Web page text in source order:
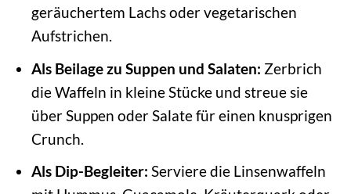
geräuchertem Lachs oder vegetarischen
Aufstrichen.
Als Beilage zu Suppen und Salaten: Zerbrich
die Waffeln in kleine Stücke und streue sie
über Suppen oder Salate für einen knusprigen
Crunch.
Als Dip-Begleiter: Serviere die Linsenwaffeln